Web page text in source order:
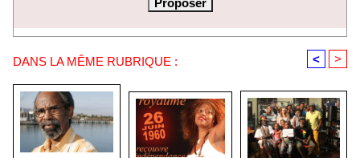
DANS LA MÊME RUBRIQUE : < >